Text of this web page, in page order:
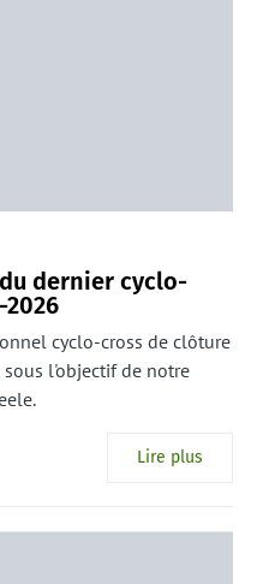
dernier cyclo-
cyclo-cross de clôture
l'objectif de notre
Lire plus